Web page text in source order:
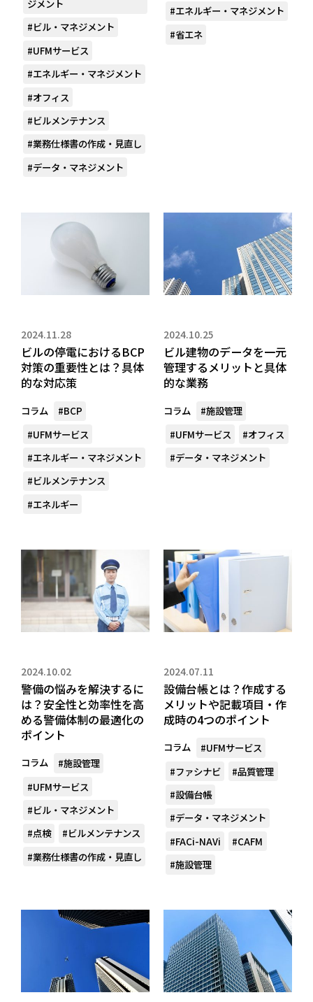
ジメント
#ビル・マネジメント
#UFMサービス
#エネルギー・マネジメント
#オフィス
#ビルメンテナンス
#業務仕様書の作成・見直し
#データ・マネジメント
#エネルギー・マネジメント
#省エネ
2024.11.28
ビルの停電におけるBCP
対策の重要性とは？具体
的な対応策
コラム
#BCP
#UFMサービス
#エネルギー・マネジメント
#ビルメンテナンス
#エネルギー
2024.10.25
ビル建物のデータを一元
管理するメリットと具体
的な業務
コラム
#施設管理
#UFMサービス
#オフィス
#データ・マネジメント
2024.10.02
警備の悩みを解決するに
は？安全性と効率性を高
める警備体制の最適化の
ポイント
コラム
#施設管理
#UFMサービス
#ビル・マネジメント
#点検
#ビルメンテナンス
#業務仕様書の作成・見直し
2024.07.11
設備台帳とは？作成する
メリットや記載項目・作
成時の4つのポイント
コラム
#UFMサービス
#ファシナビ
#品質管理
#設備台帳
#データ・マネジメント
#FACi-NAVi
#CAFM
#施設管理